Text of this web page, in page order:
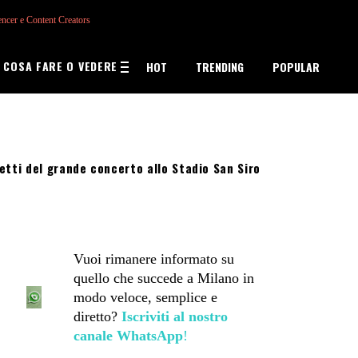
e Content Creators
COSA FARE O VEDERE HOT TRENDING POPULAR
del grande concerto allo Stadio San Siro
Vuoi rimanere informato su
quello che succede a Milano in
modo veloce, semplice e
diretto? Iscriviti al nostro
canale WhatsApp!